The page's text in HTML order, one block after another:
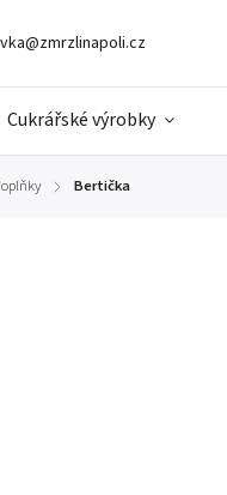
Cukrářské výrobky
/ Bertička